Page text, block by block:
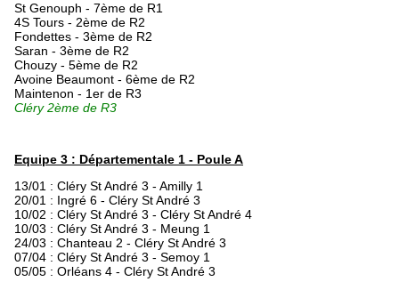
St Genouph - 7ème de R1
4S Tours - 2ème de R2
Fondettes - 3ème de R2
Saran - 3ème de R2
Chouzy - 5ème de R2
Avoine Beaumont - 6ème de R2
Maintenon - 1er de R3
Cléry 2ème de R3
Equipe 3 : Départementale 1 - Poule A
13/01 : Cléry St André 3 - Amilly 1
20/01 : Ingré 6 - Cléry St André 3
10/02 : Cléry St André 3 - Cléry St André 4
10/03 : Cléry St André 3 - Meung 1
24/03 : Chanteau 2 - Cléry St André 3
07/04 : Cléry St André 3 - Semoy 1
05/05 : Orléans 4 - Cléry St André 3